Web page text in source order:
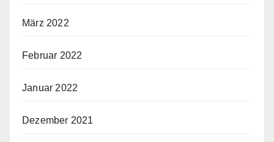
März 2022
Februar 2022
Januar 2022
Dezember 2021